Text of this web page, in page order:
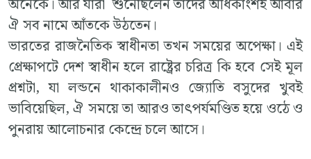
অনেকে। আর যারা শুনেছিলেন তাঁদের অধিকাংশই আবার
ঐ সব নামে আঁতকে উঠতেন।
ভারতের রাজনৈতিক স্বাধীনতা তখন সময়ের অপেক্ষা। এই
প্রেক্ষাপটে দেশ স্বাধীন হলে রাষ্ট্রের চরিত্র কি হবে সেই মূল
প্রশ্নটা, যা লন্ডনে থাকাকালীনও জ্যোতি বসুদের খুবই
ভাবিয়েছিল, ঐ সময়ে তা আরও তাৎপর্যমণ্ডিত হয়ে ওঠে ও
পুনরায় আলোচনার কেন্দ্রে চলে আসে।